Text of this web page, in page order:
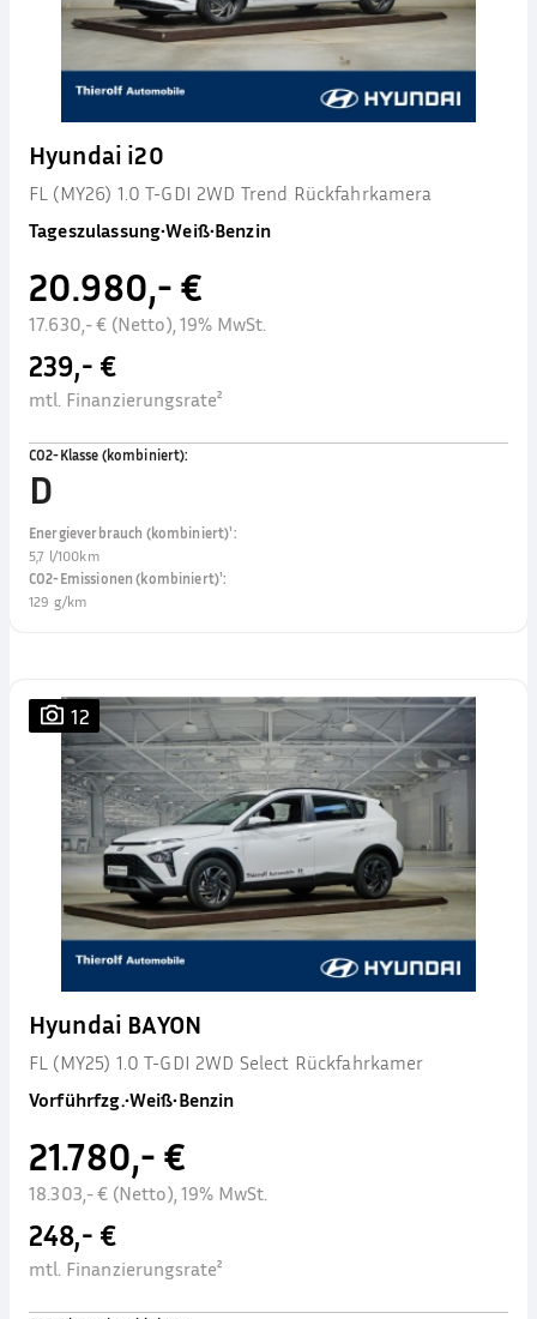
Hyundai i20
FL (MY26) 1.0 T-GDI 2WD Trend Rückfahrkamera
Tageszulassung•Weiß•Benzin
20.980,- €
17.630,- € (Netto), 19% MwSt.
239,- €
mtl. Finanzierungsrate²
CO2-Klasse (kombiniert):
D
Energieverbrauch (kombiniert)¹:
5,7 l/100km
CO2-Emissionen (kombiniert)¹:
129 g/km
12
Hyundai BAYON
FL (MY25) 1.0 T-GDI 2WD Select Rückfahrkamer
Vorführfzg.•Weiß•Benzin
21.780,- €
18.303,- € (Netto), 19% MwSt.
248,- €
mtl. Finanzierungsrate²